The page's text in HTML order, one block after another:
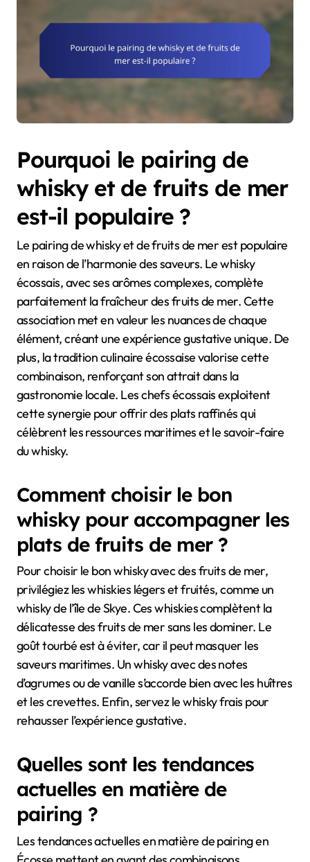
Pourquoi le pairing de
whisky et de fruits de mer
est-il populaire ?
Le pairing de whisky et de fruits de mer est populaire
en raison de l’harmonie des saveurs. Le whisky
écossais, avec ses arômes complexes, complète
parfaitement la fraîcheur des fruits de mer. Cette
association met en valeur les nuances de chaque
élément, créant une expérience gustative unique. De
plus, la tradition culinaire écossaise valorise cette
combinaison, renforçant son attrait dans la
gastronomie locale. Les chefs écossais exploitent
cette synergie pour offrir des plats raffinés qui
célèbrent les ressources maritimes et le savoir-faire
du whisky.
Comment choisir le bon
whisky pour accompagner les
plats de fruits de mer ?
Pour choisir le bon whisky avec des fruits de mer,
privilégiez les whiskies légers et fruités, comme un
whisky de l’île de Skye. Ces whiskies complètent la
délicatesse des fruits de mer sans les dominer. Le
goût tourbé est à éviter, car il peut masquer les
saveurs maritimes. Un whisky avec des notes
d’agrumes ou de vanille s’accorde bien avec les huîtres
et les crevettes. Enfin, servez le whisky frais pour
rehausser l’expérience gustative.
Quelles sont les tendances
actuelles en matière de
pairing ?
Les tendances actuelles en matière de pairing en